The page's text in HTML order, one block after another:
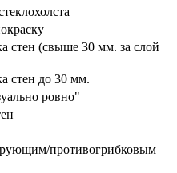
стен (свыше 30 мм. за слой
стен до 30 мм.
ровно"
противогрибковым